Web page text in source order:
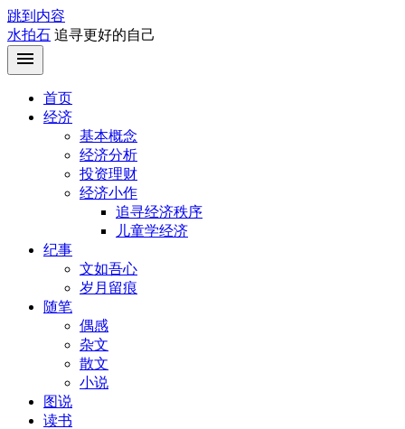
跳到内容
水拍石 追寻更好的自己
首页
经济
基本概念
经济分析
投资理财
经济小作
追寻经济秩序
儿童学经济
纪事
文如吾心
岁月留痕
随笔
偶感
杂文
散文
小说
图说
读书